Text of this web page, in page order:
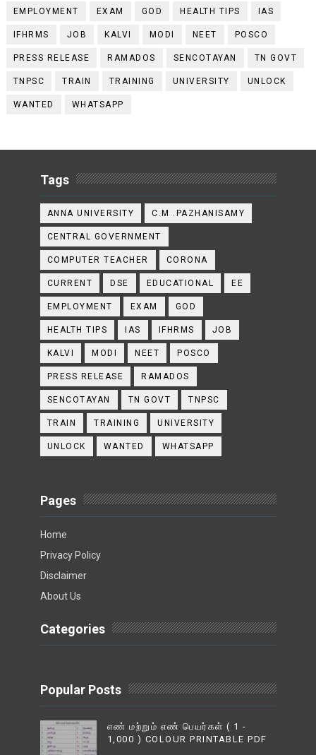
EMPLOYMENT EXAM GOD HEALTH TIPS IAS
IFHRMS JOB KALVI MODI NEET POSCO
PRESS RELEASE RAMADOS SENCOTAYAN TN GOVT
TNPSC TRAIN TRAINING UNIVERSITY UNLOCK
WANTED WHATSAPP
Tags
ANNA UNIVERSITY C.M .PAZHANISAMY
CENTRAL GOVERNMENT
COMPUTER TEACHER CORONA
CURRENT DSE EDUCATIONAL EE
EMPLOYMENT EXAM GOD
HEALTH TIPS IAS IFHRMS JOB
KALVI MODI NEET POSCO
PRESS RELEASE RAMADOS
SENCOTAYAN TN GOVT TNPSC
TRAIN TRAINING UNIVERSITY
UNLOCK WANTED WHATSAPP
Pages
Home
Privacy Policy
Disclaimer
About Us
Categories
Popular Posts
எண் மற்றும் எண் பெயர்கள் ( 1 -
1,000 ) COLOUR PRINTABLE PDF